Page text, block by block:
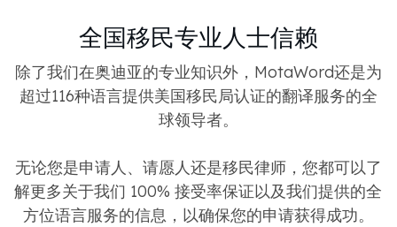
全国移民专业人士信赖
除了我们在奥迪亚的专业知识外，MotaWord还是为
超过116种语言提供美国移民局认证的翻译服务的全
球领导者。
无论您是申请人、请愿人还是移民律师，您都可以了
解更多关于我们 100% 接受率保证以及我们提供的全
方位语言服务的信息，以确保您的申请获得成功。